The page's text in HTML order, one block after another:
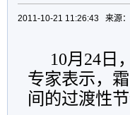
2011-10-21 11:26:43 来源：
10月24日
专家表示，
间的过渡性节